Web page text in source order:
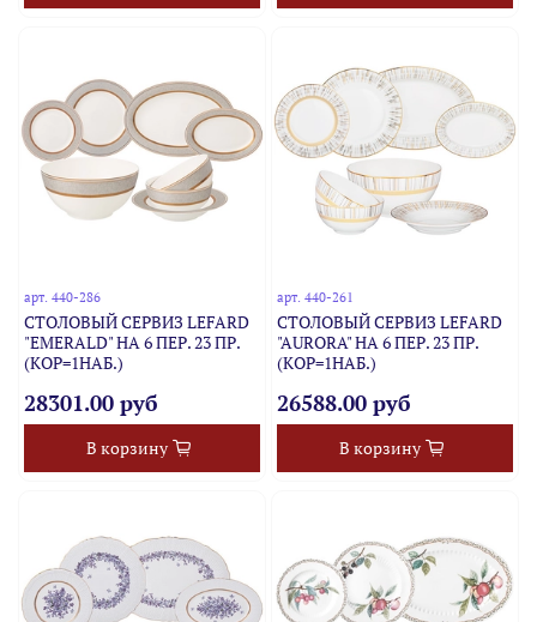
арт.440-286
СТОЛОВЫЙ СЕРВИЗ LEFARD
"EMERALD" НА 6 ПЕР. 23 ПР.
(КОР=1НАБ.)
28301.00 руб
В корзину
арт. 440-261
СТОЛОВЫЙ СЕРВИЗ LEFARD
"AURORA" НА 6 ПЕР. 23 ПР.
(КОР=1НАБ.)
26588.00 руб
В корзину